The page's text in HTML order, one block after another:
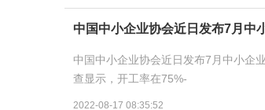
中国中小企业协会近日发布7月中
中国中小企业协会近日发布7月中小企
查显示，开工率在75%-
2022-08-17 08:35:52